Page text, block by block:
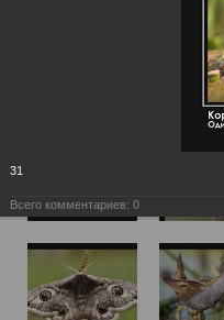
31
Всего комментариев: 0